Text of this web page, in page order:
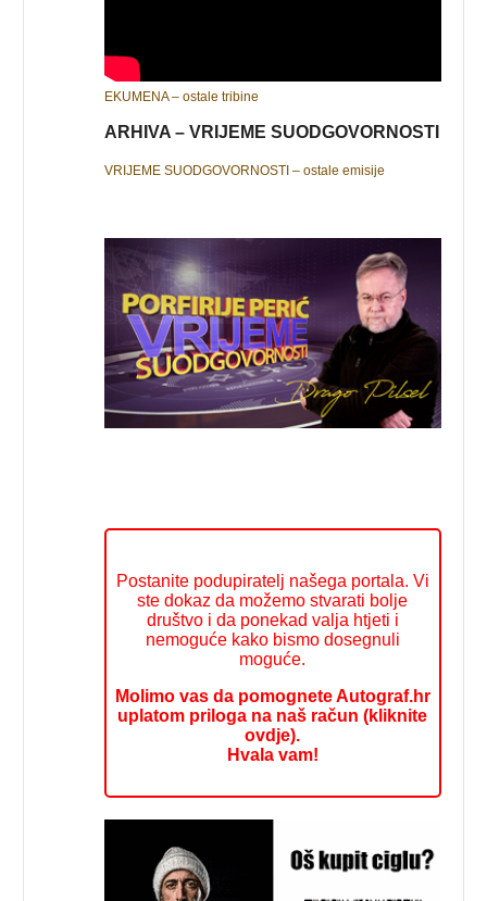
EKUMENA – ostale tribine
ARHIVA – VRIJEME SUODGOVORNOSTI
VRIJEME SUODGOVORNOSTI – ostale emisije
Postanite podupiratelj našega portala. Vi
ste dokaz da možemo stvarati bolje
društvo i da ponekad valja htjeti i
nemoguće kako bismo dosegnuli
moguće.
Molimo vas da pomognete Autograf.hr
uplatom priloga na naš račun (kliknite
ovdje).
Hvala vam!